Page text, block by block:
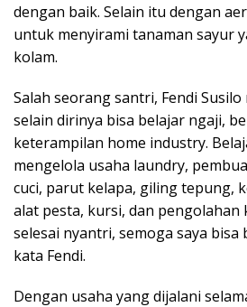
dengan baik. Selain itu dengan
untuk menyirami tanaman sayur
kolam.
Salah seorang santri, Fendi
selain dirinya bisa belajar ngaji,
keterampilan home industry.
mengelola usaha laundry,
cuci, parut kelapa, giling tepung,
alat pesta, kursi, dan pengolahan
selesai nyantri, semoga saya bisa
kata Fendi.
Dengan usaha yang dijalani